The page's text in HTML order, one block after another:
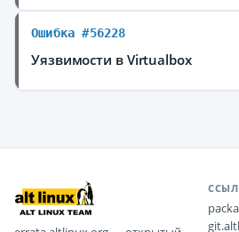
Ошибка #56228
Уязвимости в Virtualbox